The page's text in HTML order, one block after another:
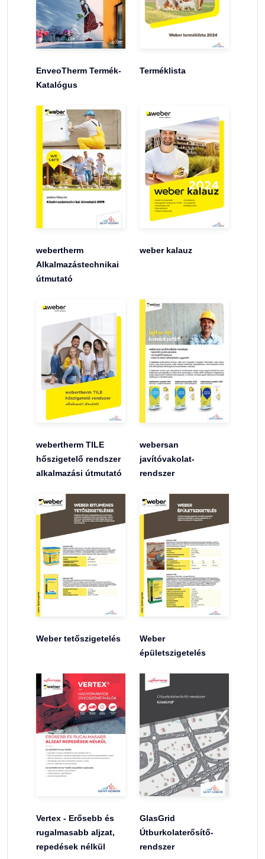
EnveoTherm Termék-
Katalógus
Terméklista
webertherm
Alkalmazástechnikai
útmutató
weber kalauz
webertherm TILE
hőszigetelő rendszer
alkalmazási útmutató
webersan
javítóvakolat-
rendszer
Weber tetőszigetelés
Weber
épületszigetelés
Vertex - Erősebb és
rugalmasabb aljzat,
repedések nélkül
GlasGrid
Útburkolaterősítő-
rendszer